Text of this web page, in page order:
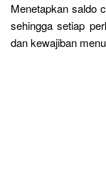
Menetapkan saldo
sehingga setiap
dan kewajiban